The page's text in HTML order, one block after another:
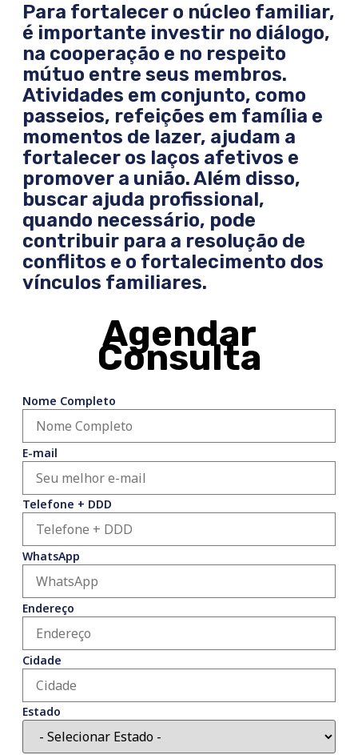
Para fortalecer o núcleo familiar,
é importante investir no diálogo,
na cooperação e no respeito
mútuo entre seus membros.
Atividades em conjunto, como
passeios, refeições em família e
momentos de lazer, ajudam a
fortalecer os laços afetivos e
promover a união. Além disso,
buscar ajuda profissional,
quando necessário, pode
contribuir para a resolução de
conflitos e o fortalecimento dos
vínculos familiares.
Agendar
Consulta
Nome Completo
E-mail
Telefone + DDD
WhatsApp
Endereço
Cidade
Estado